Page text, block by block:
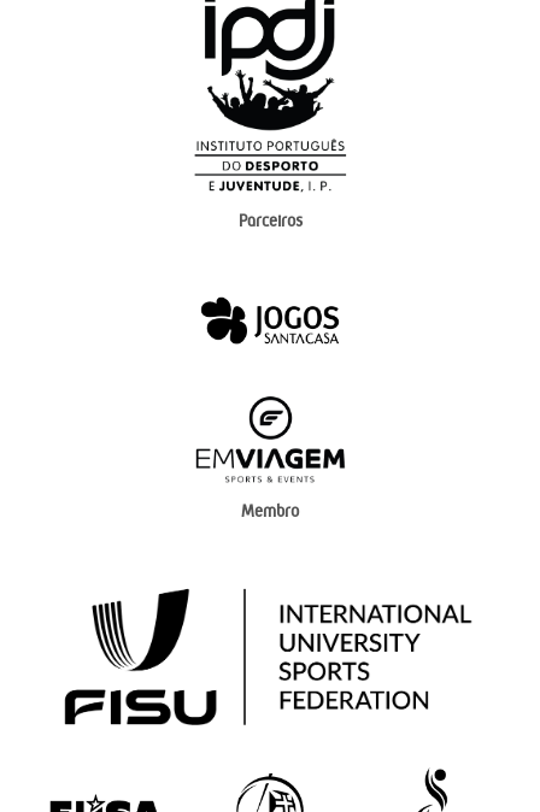
Parceiros
Membro